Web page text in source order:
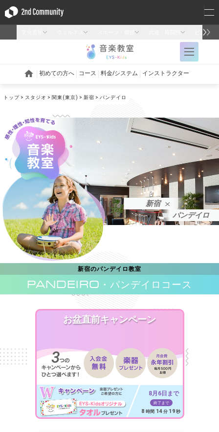
トップ スタジオ 関東(東京) 新宿 パンデイロ
新宿
パンデイロ
新宿のパンデイロ教室
PANDEIRO ・パンデイロコース
お盆直前キャンペーン
8月6日まで
終了まで
8 時間 14 分 17 秒